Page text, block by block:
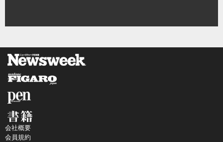
会社概要
会員規約